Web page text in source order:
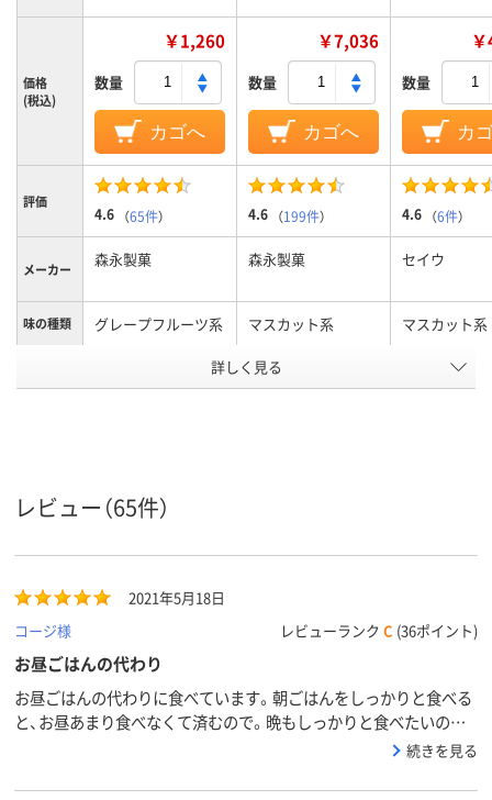
価格
(税込)
￥1,260
数量
カゴへ
￥7,036
数量
カゴへ
数量
カ
評価
4.6 （65件） 4.6 （199件） 4.6 （6件）
メーカー 森永製菓 森永製菓 セイウ
味の種類 グレープフルーツ系 マスカット系 マスカット系
20 20 10
詳しく見る
レビュー（65件）
2021年5月18日
コージ様
レビューランク C (36ポイント)
お昼ごはんの代わり
お昼ごはんの代わりに食べています。朝ごはんをしっかりと食べる
と、お昼あまり食べなくて済むので。晩もしっかりと食べたいので、
続きを見る